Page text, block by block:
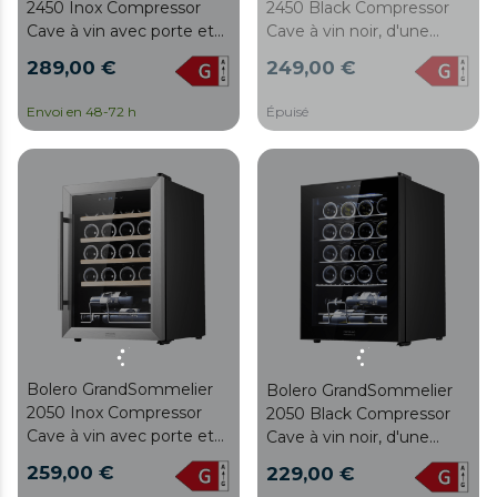
2450 Inox Compressor
Cave à vin avec porte et
inoxydable, d'une capacité
compresseur de
réfrigération, température
réglable entre 5 et 18 ºC
et panneau de contrôle
tactile.
289,00 €
Envoi en 48-72 h
2450 Black Compressor
Cave à vin noir, d'une
capacité de 24 bouteilles,
avec compresseur de
réfrigération, température
réglable entre 5 et 18 ºC
et panneau de contrôle
249,00 €
Épuisé
Bolero GrandSommelier
2050 Inox Compressor
Cave à vin avec porte et
inoxydable, d'une capacité
259,00 €
Bolero GrandSommelier
2050 Black Compressor
Cave à vin noir, d'une
capacité de 20 bouteilles,
avec compresseur de
229,00 €